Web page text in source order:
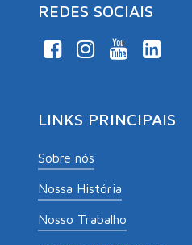
REDES SOCIAIS
LINKS PRINCIPAIS
Sobre nós
Nossa História
Nosso Trabalho